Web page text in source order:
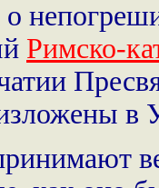
Римско-
в